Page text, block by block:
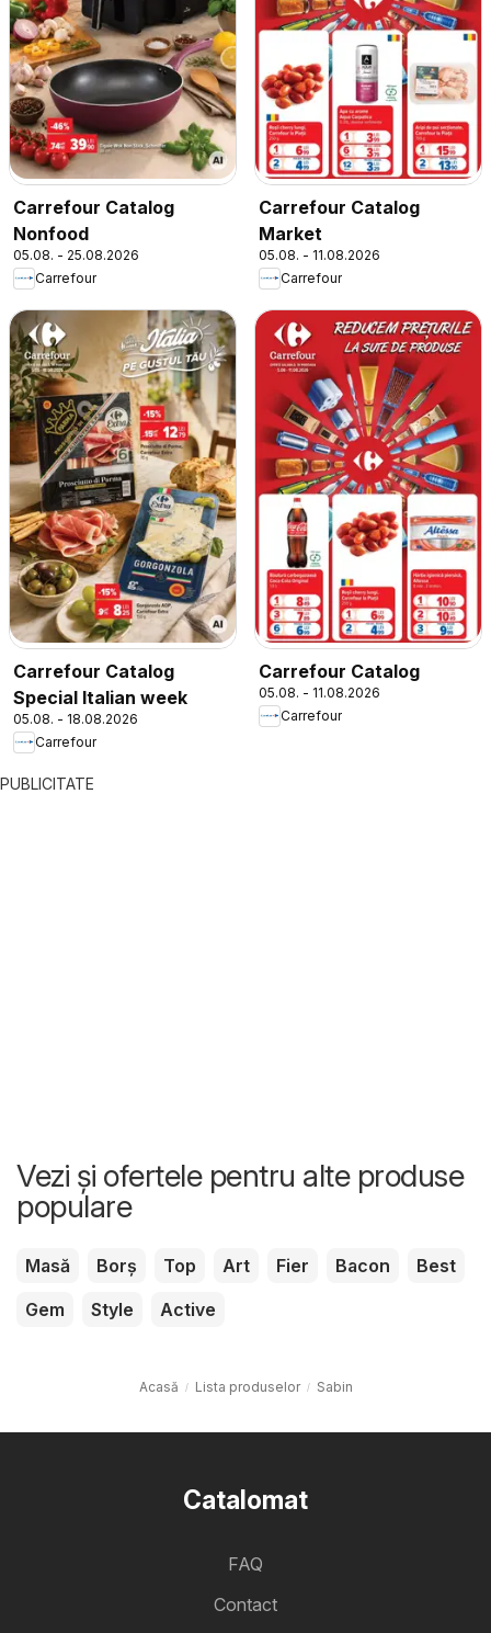
Carrefour Catalog
Nonfood
05.08. - 25.08.2026
Carrefour
Carrefour Catalog
Market
05.08. - 11.08.2026
Carrefour
Carrefour Catalog
Special Italian week
05.08. - 18.08.2026
Carrefour
Carrefour Catalog
05.08. - 11.08.2026
Carrefour
PUBLICITATE
Vezi și ofertele pentru alte produse
populare
Masă Borș Top Art Fier Bacon
Best
Gem
Style Active
Acasă Lista produselor Sabin
Catalomat
FAQ
Contact